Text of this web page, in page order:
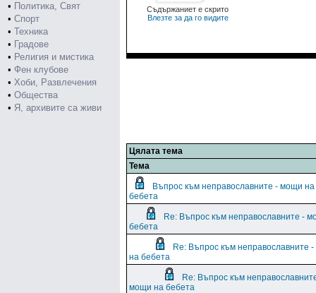
• Политика, Свят
• Спорт
• Техника
• Градове
• Религия и мистика
• Фен клубове
• Хоби, Развлечения
• Общества
• Я, архивите са живи
Съдържаниет е скрито
Влезте за да го видите
Цялата тема
Тема
Въпрос към неправославните - мощи на
бебета
Re: Въпрос към неправославните -
бебета
Re: Въпрос към неправославните
на бебета
Re: Въпрос към
мощи на бебета